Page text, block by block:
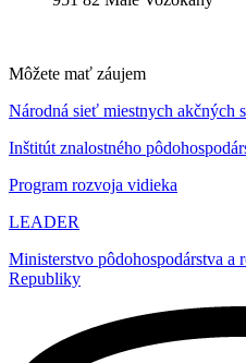
Môžete mať záujem
Národná sieť miestnych akčných
Inštitút znalostného
Program rozvoja vidieka
LEADER
Ministerstvo pôdohospodárstva a
Republiky